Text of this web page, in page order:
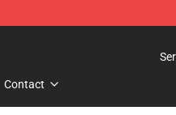
Contact